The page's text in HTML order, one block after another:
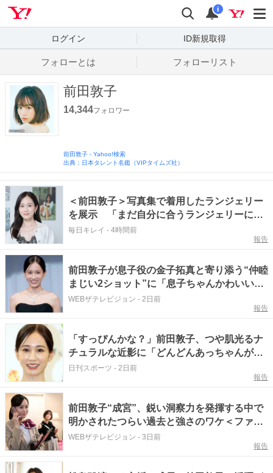
検索
通知
i
ログイン ID新規取得
フォローとは フォローリスト
前田敦子
14,344フォロワー
前田敦子 - Yahoo!検索
出典：日本タレント名鑑（VIPタイムズ社）
＜前田敦子＞写真集で着用したランジェリー
を展示 「まだ自分に合うランジェリーに出
会えていない方も多い」
毎日キレイ - 4時間前
報告
前田敦子が息子役の金子拓真と寄り添う“仲睦
まじい2ショット”に「息子ちゃんかわいい」
「癒される」の声＜ファーストクライ＞
WEBザテレビジョン - 2日前
報告
「すっぴんかな？」前田敦子、つや肌光るナ
チュラルな近影に「どんどんあっちゃんがキ
レイに…」
日刊スポーツ - 2日前
報告
前田敦子“成宮”、鋭い洞察力を発揮する中で
明かされたつらい過去と強さのワケ＜ファー
ストクライ 母子救命救急班＞
WEBザテレビジョン - 3日前
報告